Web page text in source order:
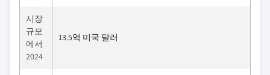
시장
규모
에서
2024
13.5억 미국 달러